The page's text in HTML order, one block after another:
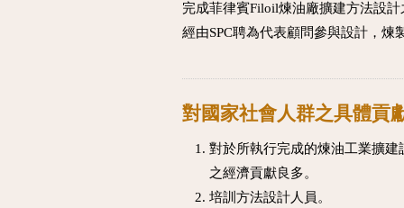
完成菲律賓Filoil煉油廠擴建方法設
經由SPC聘為代表顧問參與設計，煉
對國家社會人群之具體貢
對於所執行完成的煉油工業擴
之經濟貢獻良多。
培訓方法設計人員。